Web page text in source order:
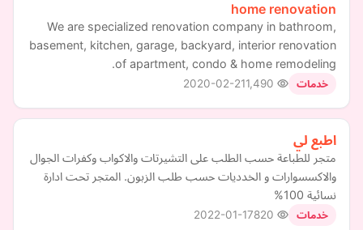
home renovation
We are specialized renovation company in bathroom,
basement, kitchen, garage, backyard, interior renovation
of apartment, condo & home remodeling.
خدمات 2020-02-21
اطبع لي
متجر للطباعة حسب الطلب على التشيرتات والاكواب وكفرات الجوال
والاكسسوارات و الخدديات حسب طلب الزبون. المتجر تحت ادارة
نسائية 100%
خدمات 2022-01-17